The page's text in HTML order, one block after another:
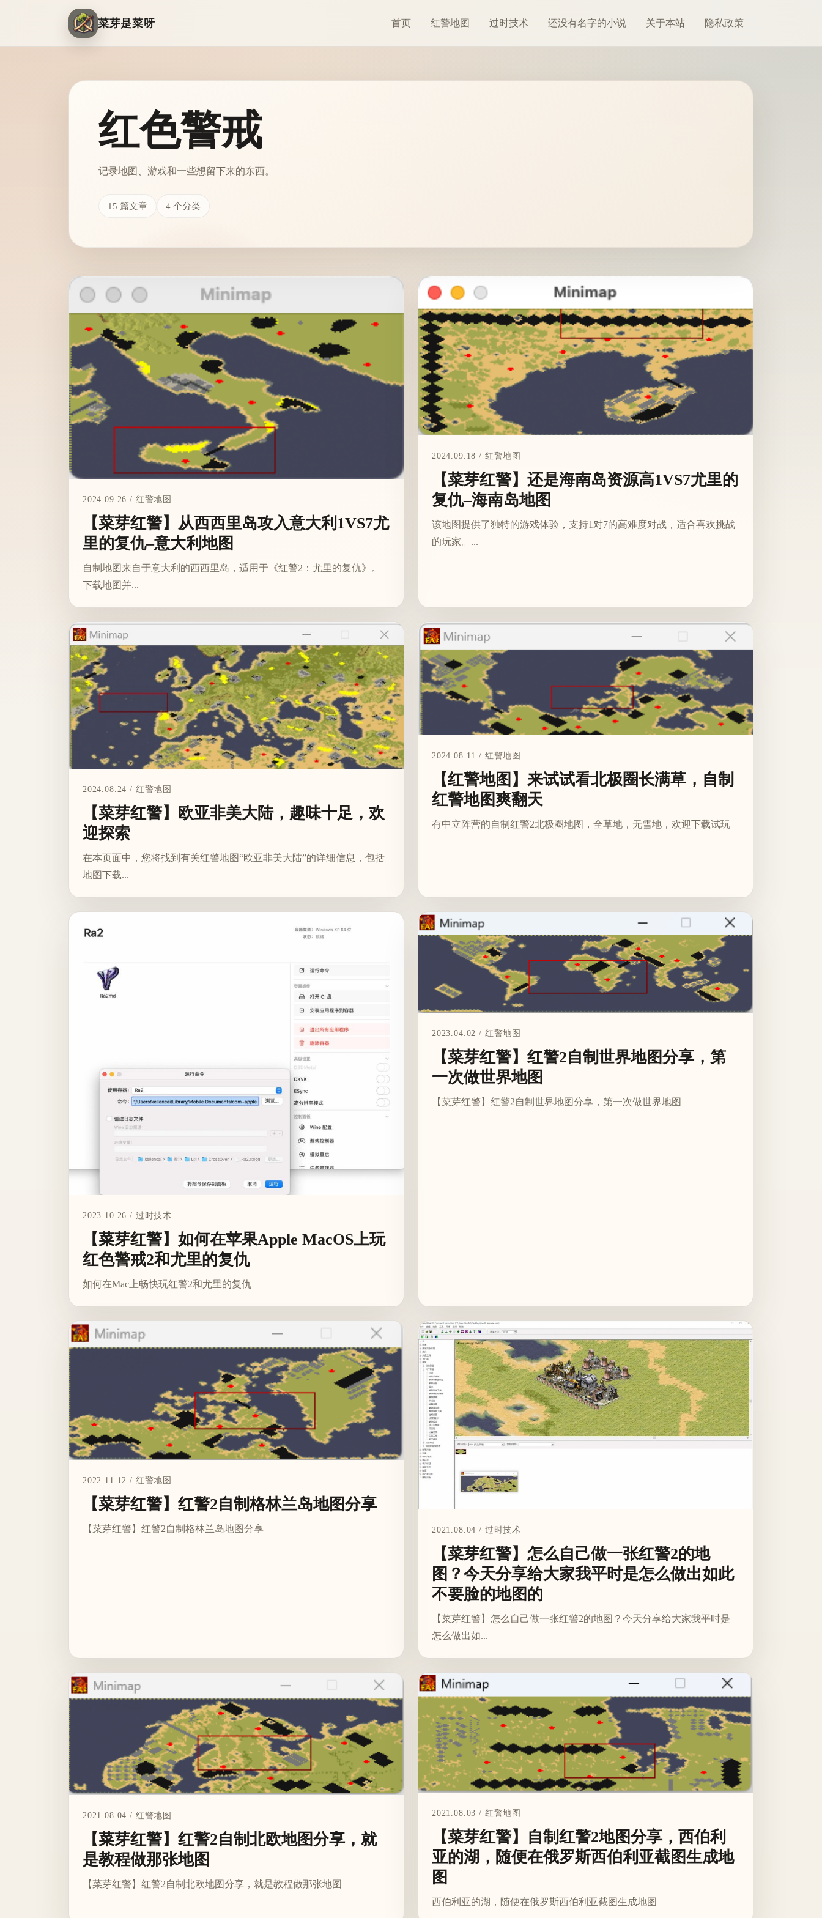
菜芽是菜呀 首页 红警地图 过时技术 还没有名字的小说 关于本站 隐私政策
红色警戒
记录地图、游戏和一些想留下来的东西。
15 篇文章 4 个分类
2024.09.26 / 红警地图
【菜芽红警】从西西里岛攻入意大利1VS7尤
里的复仇–意大利地图
自制地图来自于意大利的西西里岛，适用于《红警2：尤里的复仇》。
下载地图并...
2024.09.18 / 红警地图
【菜芽红警】还是海南岛资源高1VS7尤里的
复仇–海南岛地图
该地图提供了独特的游戏体验，支持1对7的高难度对战，适合喜欢挑战
的玩家。...
2024.08.24 / 红警地图
【菜芽红警】欧亚非美大陆，趣味十足，欢
迎探索
在本页面中，您将找到有关红警地图“欧亚非美大陆”的详细信息，包括
地图下载...
2024.08.11 / 红警地图
【红警地图】来试试看北极圈长满草，自制
红警地图爽翻天
有中立阵营的自制红警2北极圈地图，全草地，无雪地，欢迎下载试玩
2023.10.26 / 过时技术
【菜芽红警】如何在苹果Apple MacOS上玩
红色警戒2和尤里的复仇
如何在Mac上畅快玩红警2和尤里的复仇
2023.04.02 / 红警地图
【菜芽红警】红警2自制世界地图分享，第
一次做世界地图
【菜芽红警】红警2自制世界地图分享，第一次做世界地图
2022.11.12 / 红警地图
【菜芽红警】红警2自制格林兰岛地图分享
【菜芽红警】红警2自制格林兰岛地图分享 2021.08.04 / 过时技术
【菜芽红警】怎么自己做一张红警2的地
图？今天分享给大家我平时是怎么做出如此
不要脸的地图的
【菜芽红警】怎么自己做一张红警2的地图？今天分享给大家我平时是
怎么做出如...
2021.08.04 / 红警地图
【菜芽红警】红警2自制北欧地图分享，就
是教程做那张地图
【菜芽红警】红警2自制北欧地图分享，就是教程做那张地图
2021.08.03 / 红警地图
【菜芽红警】自制红警2地图分享，西伯利
亚的湖，随便在俄罗斯西伯利亚截图生成地
图
西伯利亚的湖，随便在俄罗斯西伯利亚截图生成地图